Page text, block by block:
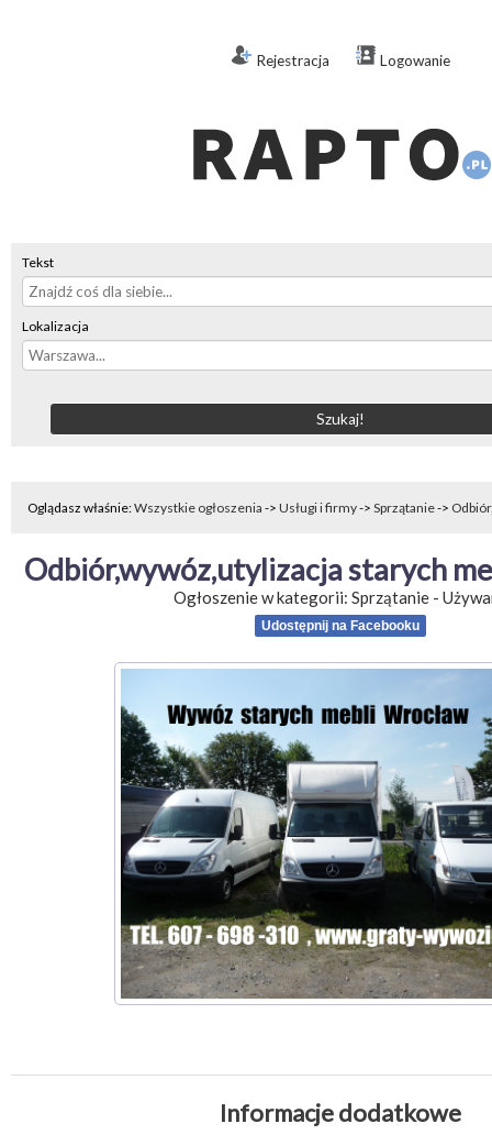
Rejestracja Logowanie
Tekst
Lokalizacja
Oglądasz właśnie:Wszystkie ogłoszenia -> Usługi i firmy-> Sprzątanie->
Odbiór,wywóz,utylizacja starych
Ogłoszenie w kategorii: Sprzątanie-
Udostępnij na Facebooku
Informacje dodatkowe